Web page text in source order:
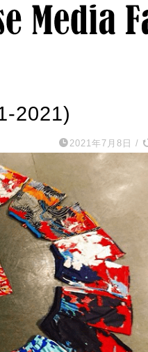
2021)
2021年7月8日 /